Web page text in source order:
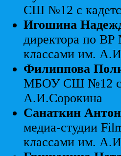
СШ №12 с
Игошина
директора по
классами им.
Филиппова
МБОУ СШ №12 с
А.И.Сорокина
Санаткин
медиа-студии
классами им.